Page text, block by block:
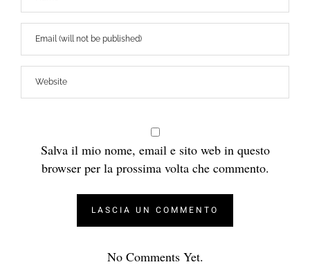
Salva il mio nome, email e sito web in questo
browser per la prossima volta che commento.
No Comments Yet.